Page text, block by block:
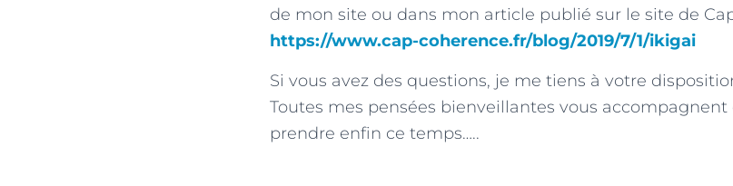
de mon site ou dans mon article publié sur le site de
https://www.cap-coherence.fr/blog/2019/7/1/ikigai
Si vous avez des questions, je me tiens à votre
Toutes mes pensées bienveillantes vous
prendre enfin ce temps…..